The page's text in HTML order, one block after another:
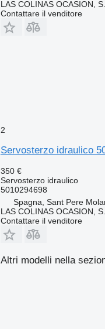
LAS COLINAS OCASION,
Contattare il venditore
2
Servosterzo idraulico
350 €
Servosterzo idraulico
5010294698
Spagna, Sant Pere
LAS COLINAS OCASION,
Contattare il venditore
Altri modelli nella